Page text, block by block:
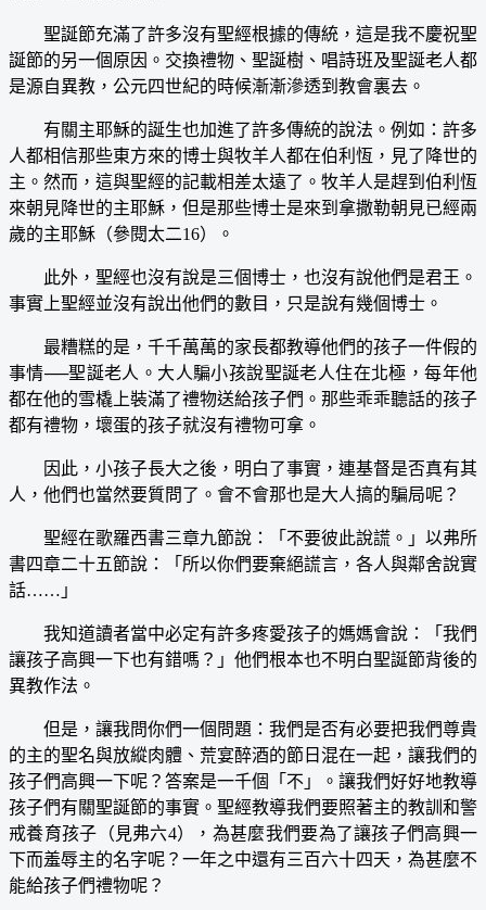
聖誕節充滿了許多沒有聖經根據的傳統，這是我不慶祝聖
誕節的另一個原因。交換禮物、聖誕樹、唱詩班及聖誕老人都
是源自異教，公元四世紀的時候漸漸滲透到教會裏去。
有關主耶穌的誕生也加進了許多傳統的說法。例如：許多
人都相信那些東方來的博士與牧羊人都在伯利恆，見了降世的
主。然而，這與聖經的記載相差太遠了。牧羊人是趕到伯利恆
來朝見降世的主耶穌，但是那些博士是來到拿撒勒朝見已經兩
歲的主耶穌（參閱太二16）。
此外，聖經也沒有說是三個博士，也沒有說他們是君王。
事實上聖經並沒有說出他們的數目，只是說有幾個博士。
最糟糕的是，千千萬萬的家長都教導他們的孩子一件假的
事情──聖誕老人。大人騙小孩說聖誕老人住在北極，每年他
都在他的雪橇上裝滿了禮物送給孩子們。那些乖乖聽話的孩子
都有禮物，壞蛋的孩子就沒有禮物可拿。
因此，小孩子長大之後，明白了事實，連基督是否真有其
人，他們也當然要質問了。會不會那也是大人搞的騙局呢？
聖經在歌羅西書三章九節說：「不要彼此說謊。」以弗所
書四章二十五節說：「所以你們要棄絕謊言，各人與鄰舍說實
話……」
我知道讀者當中必定有許多疼愛孩子的媽媽會說：「我們
讓孩子高興一下也有錯嗎？」他們根本也不明白聖誕節背後的
異教作法。
但是，讓我問你們一個問題：我們是否有必要把我們尊貴
的主的聖名與放縱肉體、荒宴醉酒的節日混在一起，讓我們的
孩子們高興一下呢？答案是一千個「不」。讓我們好好地教導
孩子們有關聖誕節的事實。聖經教導我們要照著主的教訓和警
戒養育孩子（見弗六4），為甚麼我們要為了讓孩子們高興一
下而羞辱主的名字呢？一年之中還有三百六十四天，為甚麼不
能給孩子們禮物呢？